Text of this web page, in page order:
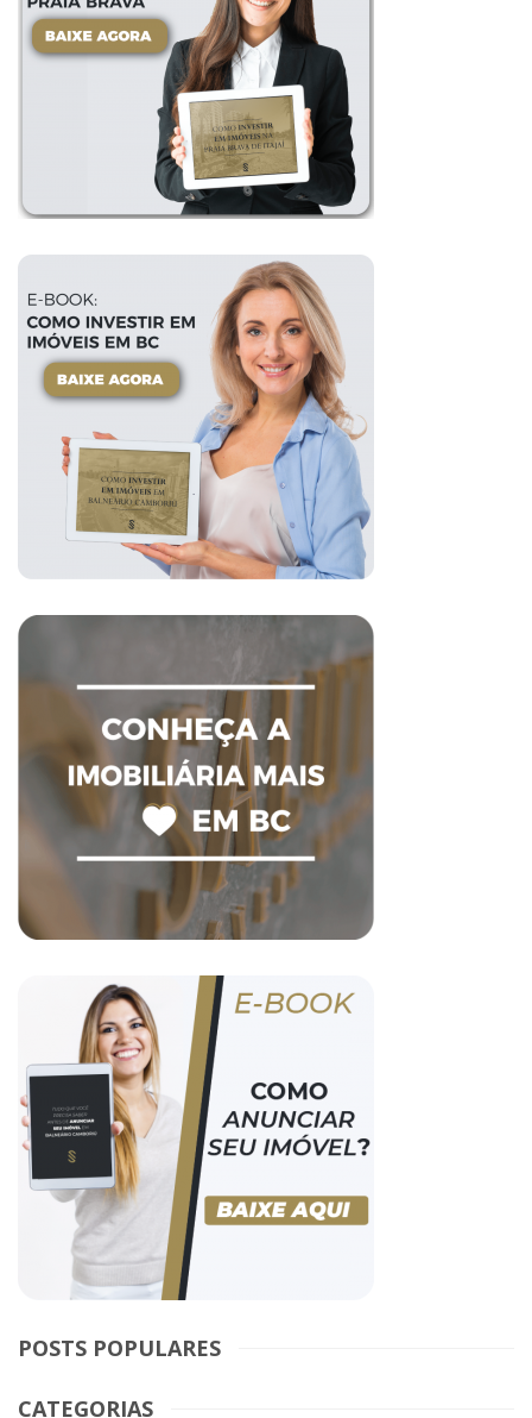
POSTS POPULARES
CATEGORIAS